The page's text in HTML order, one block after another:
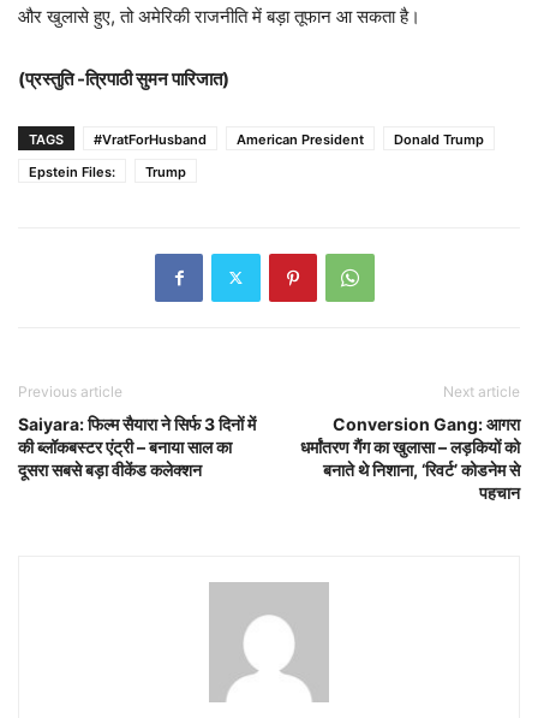
और खुलासे हुए, तो अमेरिकी राजनीति में बड़ा तूफान आ सकता है।
(प्रस्तुति -त्रिपाठी सुमन पारिजात)
TAGS #VratForHusband American President
Donald Trump
Epstein Files:
Trump
Previous article
Saiyara: फिल्म सैयारा ने सिर्फ 3 दिनों में
की ब्लॉकबस्टर एंट्री – बनाया साल का
दूसरा सबसे बड़ा वीकेंड कलेक्शन
Next article
Conversion Gang: आगरा
धर्मांतरण गैंग का खुलासा – लड़कियों को
बनाते थे निशाना, ‘रिवर्ट’ कोडनेम से
पहचान